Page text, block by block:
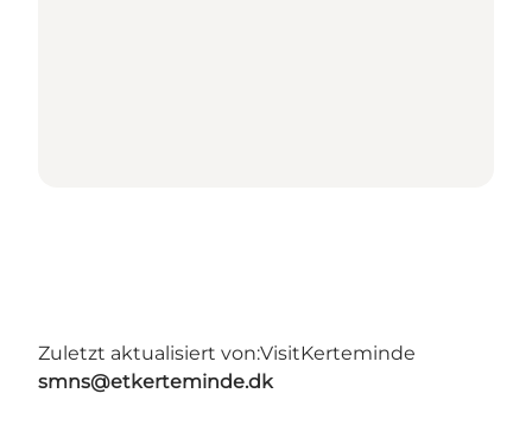
Zuletzt aktualisiert von:VisitKerteminde
smns@etkerteminde.dk